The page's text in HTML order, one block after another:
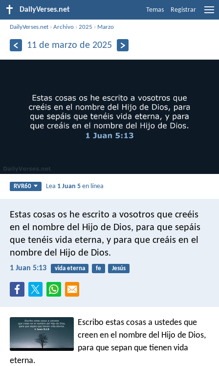
DailyVerses.net Temas Registrar
DailyVerses.net ›Archivo ›2025 › Marzo
11 de marzo de 2025
RVR60 Lea 1 Juan 5 en línea
Estas cosas os he escrito a vosotros que creéis
en el nombre del Hijo de Dios, para que sepáis
que tenéis vida eterna, y para que creáis en el
nombre del Hijo de Dios.
1 Juan 5:13 vida eterna fe Jesús
Escribo estas cosas a ustedes que
creen en el nombre del Hijo de Dios,
para que sepan que tienen vida
eterna.